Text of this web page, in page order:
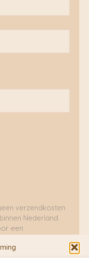
verzendkosten
Nederland.
een